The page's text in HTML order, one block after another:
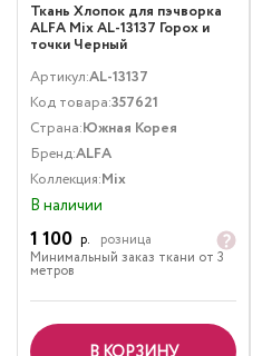
Ткань Хлопок для пэчворка
ALFA Mix AL-13137 Горох и
точки Черный
Артикул:AL-13137
Код товара:357621
Страна:Южная Корея
Бренд:ALFA
Коллекция:Mix
В наличии
1 100 р.
розница
Минимальный заказ ткани от 3
метров